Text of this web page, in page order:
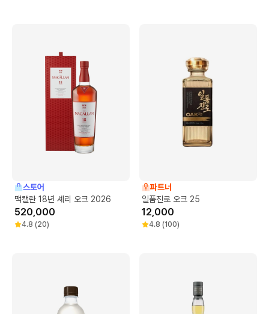
스토어
맥캘란 18년 셰리 오크 2026
520,000
4.8 (20)
파트너
일품진로 오크 25
12,000
4.8 (100)